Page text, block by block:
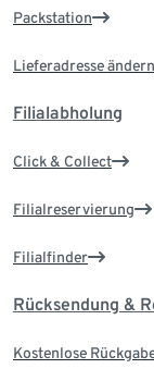
Packstation
Lieferadresse ändern
Filialabholung
Click & Collect
Filialreservierung
Filialfinder
Rücksendung &
Kostenlose